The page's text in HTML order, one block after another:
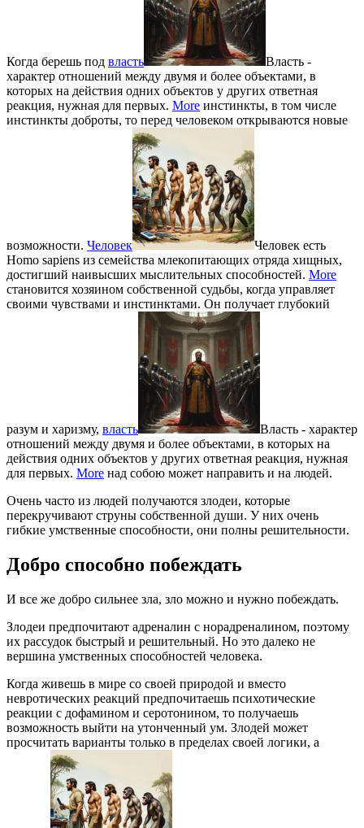
Когда берешь под власть
Власть -
характер отношений между двумя и более объектами, в
которых на действия одних объектов у других ответная
реакция, нужная для первых. More инстинкты, в том числе
инстинкты доброты, то перед человеком открываются новые
возможности. Человек
Человек есть
Homo sapiens из семейства млекопитающих отряда хищных,
достигший наивысших мыслительных способностей. More
становится хозяином собственной судьбы, когда управляет
своими чувствами и инстинктами. Он получает глубокий
разум и харизму, власть
Власть - характер
отношений между двумя и более объектами, в которых на
действия одних объектов у других ответная реакция, нужная
для первых. More над собою может направить и на людей.
Очень часто из людей получаются злодеи, которые
перекручивают струны собственной души. У них очень
гибкие умственные способности, они полны решительности.
Добро способно побеждать
И все же добро сильнее зла, зло можно и нужно побеждать.
Злодеи предпочитают адреналин с норадреналином, поэтому
их рассудок быстрый и решительный. Но это далеко не
вершина умственных способностей человека.
Когда живешь в мире со своей природой и вместо
невротических реакций предпочитаешь психотические
реакции с дофамином и серотонином, то получаешь
возможность выйти на утонченный ум. Злодей может
просчитать варианты только в пределах своей логики, а